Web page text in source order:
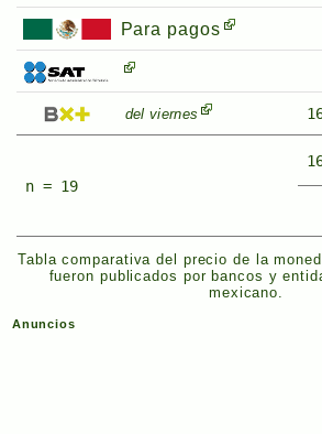
Tabla comparativa del precio de la
fueron publicados por bancos y
mexicano.
Para pagos
del viernes
n = 19
Anuncios